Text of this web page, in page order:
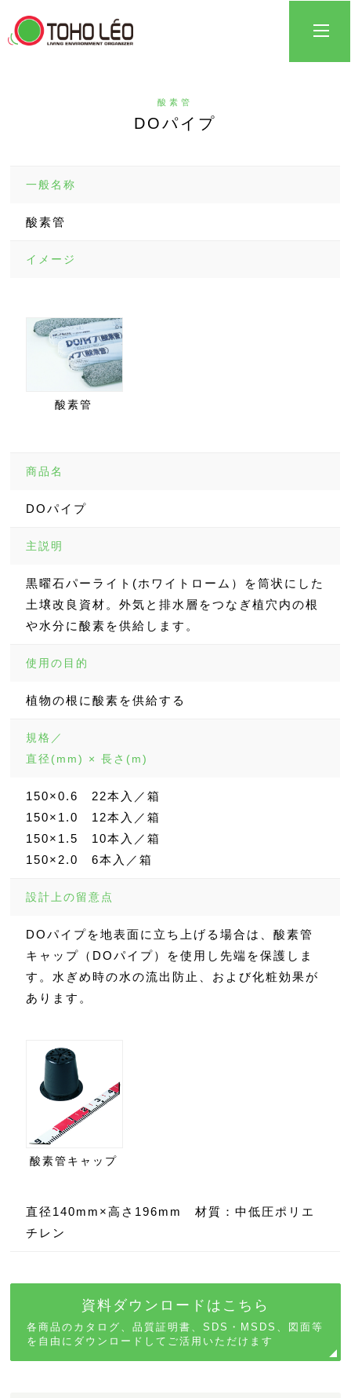
酸素管
DOパイプ
一般名称
酸素管
イメージ
酸素管
商品名
DOパイプ
主説明
黒曜石パーライト(ホワイトローム）を筒状にした
土壌改良資材。外気と排水層をつなぎ植穴内の根
や水分に酸素を供給します。
使用の目的
植物の根に酸素を供給する
規格／
直径(mm) × 長さ(m)
150×0.6 22本入／箱
150×1.0 12本入／箱
150×1.5 10本入／箱
150×2.0 6本入／箱
設計上の留意点
DOパイプを地表面に立ち上げる場合は、酸素管
キャップ（DOパイプ）を使用し先端を保護しま
す。水ぎめ時の水の流出防止、および化粧効果が
あります。
酸素管キャップ
直径140mm×高さ196mm 材質：中低圧ポリエ
チレン
資料ダウンロードはこちら
各商品のカタログ、品質証明書、SDS・MSDS、図面等
を自由にダウンロードしてご活用いただけます